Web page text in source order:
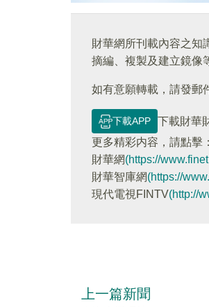
財華網所刊載內容之知
摘編、複製及建立鏡像
如有意願轉載，請發郵
下載APP
下載財華
更多精彩内容，請點擊：
財華網(https://
財華智庫網(https://
現代電視FINTV(http://
上一篇新聞